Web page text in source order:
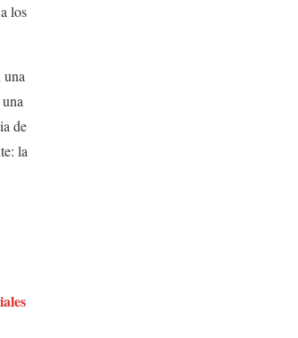
los
de
la